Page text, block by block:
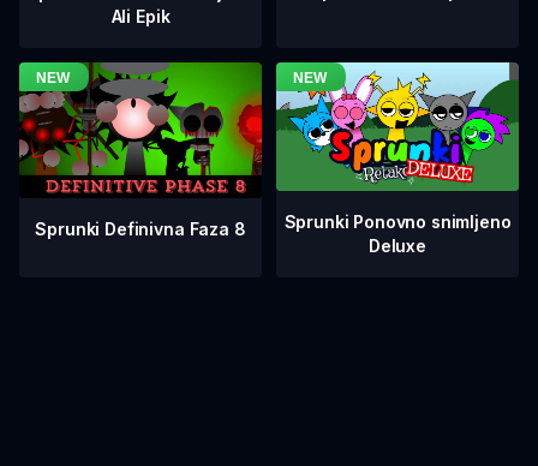
Ali Epik
Sprunki Definivna Faza 8
Sprunki Ponovno snimljeno
Deluxe